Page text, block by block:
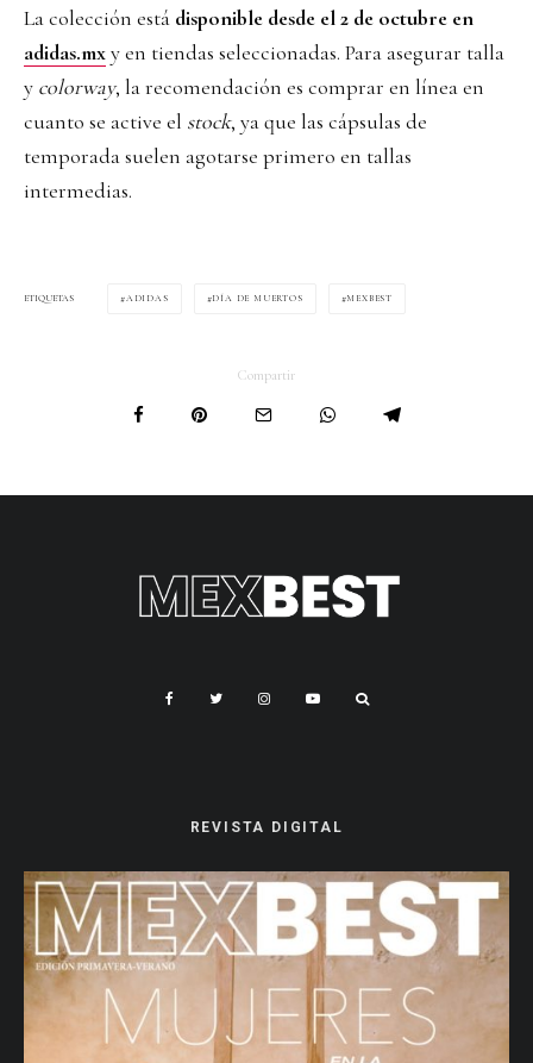
La colección está disponible desde el 2 de octubre en
adidas.mxy en tiendas seleccionadas. Para asegurar talla
y colorway, la recomendación es comprar en línea en
cuanto se active el stock, ya que las cápsulas de
temporada suelen agotarse primero en tallas
intermedias.
ETIQUETAS ADIDAS DÍA DE MUERTOS MEXBEST
Compartir
REVISTA DIGITAL